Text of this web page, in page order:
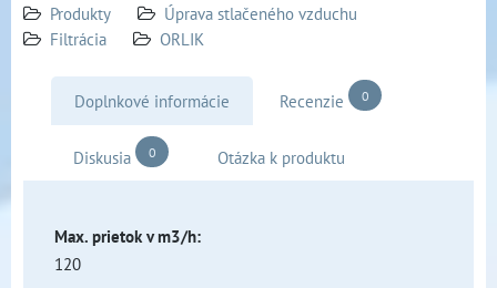
Produkty
Úprava stlačeného vzduchu
Filtrácia
ORLIK
Doplnkové informácie Recenzie 0
Diskusia 0 Otázka k produktu
Max. prietok v m3/h:
120